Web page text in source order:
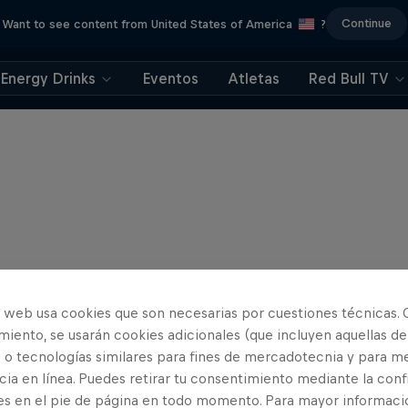
Want to see content from United States of America ? Continue
Energy Drinks Eventos Atletas Red Bull TV
web usa cookies que son necesarias por cuestiones técnicas.
se usarán cookies adicionales (que incluyen aquellas de
tecnologías similares para fines de mercadotecnia y para
en línea. Puedes retirar tu consentimiento mediante la
en el pie de página en todo momento. Para mayor